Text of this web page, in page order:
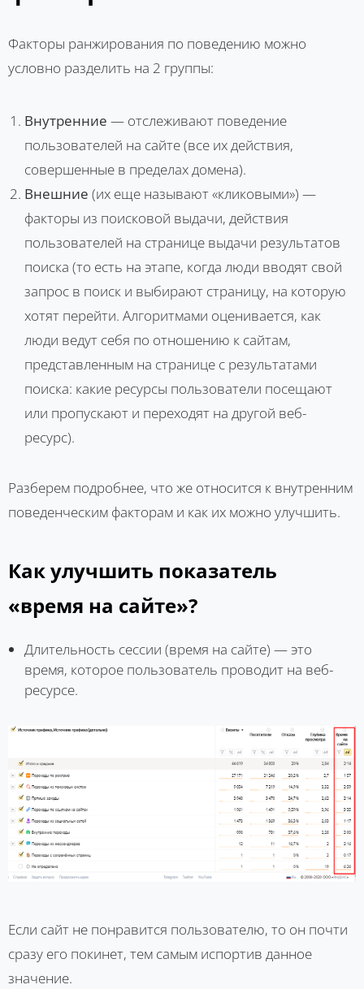
Факторы ранжирования по поведению можно
условно разделить на 2 группы:
Внутренние — отслеживают поведение
пользователей на сайте (все их действия,
совершенные в пределах домена).
Внешние (их еще называют «кликовыми») —
факторы из поисковой выдачи, действия
пользователей на странице выдачи результатов
поиска (то есть на этапе, когда люди вводят свой
запрос в поиск и выбирают страницу, на которую
хотят перейти. Алгоритмами оценивается, как
люди ведут себя по отношению к сайтам,
представленным на странице с результатами
поиска: какие ресурсы пользователи посещают
или пропускают и переходят на другой веб-
ресурс).
Разберем подробнее, что же относится к внутренним
поведенческим факторам и как их можно улучшить.
Как улучшить показатель
«время на сайте»?
Длительность сессии (время на сайте) — это
время, которое пользователь проводит на веб-
ресурсе.
Если сайт не понравится пользователю, то он почти
сразу его покинет, тем самым испортив данное
значение.